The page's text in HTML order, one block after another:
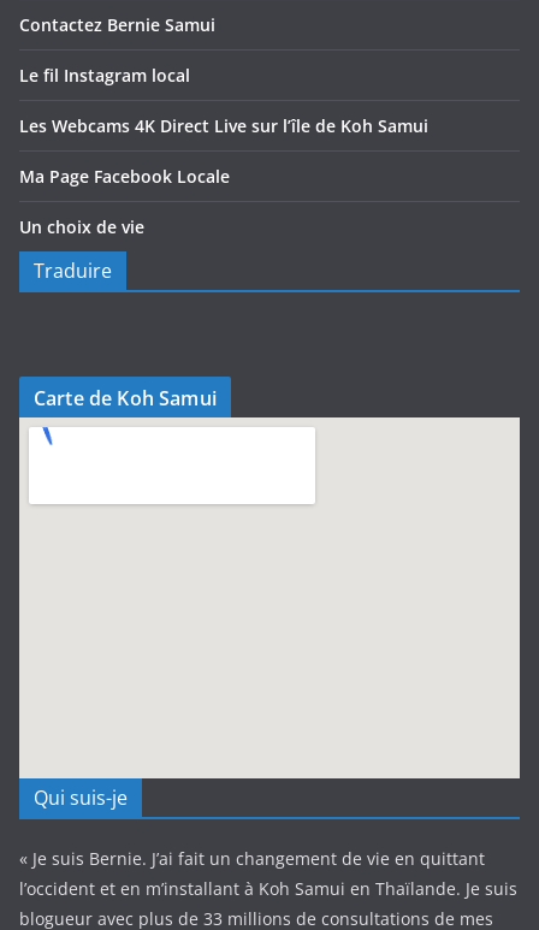
Contactez Bernie Samui
Le fil Instagram local
Les Webcams 4K Direct Live sur l’île de Koh Samui
Ma Page Facebook Locale
Un choix de vie
Traduire
Carte de Koh Samui
Qui suis-je
« Je suis Bernie. J’ai fait un changement de vie en quittant
l’occident et en m’installant à Koh Samui en Thaïlande. Je suis
blogueur avec plus de 33 millions de consultations de mes